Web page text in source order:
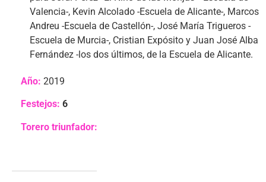
Valencia-, Kevin Alcolado -Escuela de Alicante-, Marcos
Andreu -Escuela de Castellón-, José María Trigueros -
Escuela de Murcia-, Cristian Expósito y Juan José Alba
Fernández -los dos últimos, de la Escuela de Alicante.
Año: 2019
Festejos: 6
Torero triunfador: